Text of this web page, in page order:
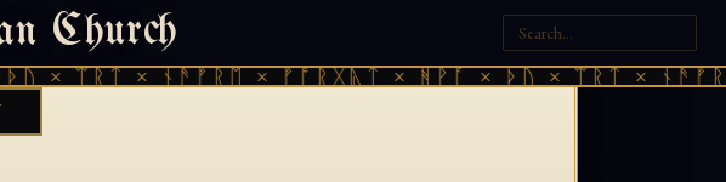
Church
ᛠᚱᛏ × ᚾᚫᚠᚱᛖ × ᚠᚩᚱᚷᚣᛏ × ᚻᚹᚪ × ᚦᚢ × ᛠᚱᛏ ×